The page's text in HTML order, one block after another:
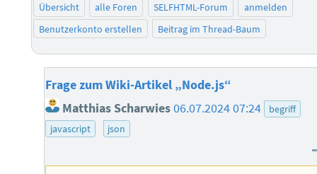
Übersicht alle Foren SELFHTML-Forum
anmelden
Benutzerkonto erstellen
Beitrag im Thread-Baum
Frage zum Wiki-Artikel „Node.js“
Matthias Scharwies06.07.2024 07:24
begriff
javascript
json